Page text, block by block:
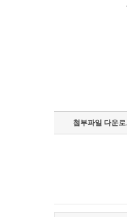
첨부파일 다운